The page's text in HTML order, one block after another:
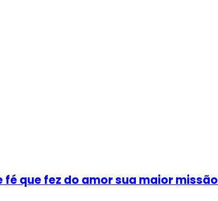
fé que fez do amor sua maior missão